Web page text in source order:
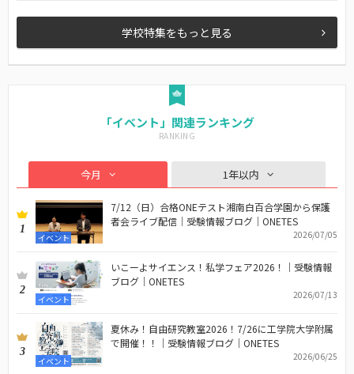
学校特集をもっと見る
「イベント」関連ランキング
今月 1年以内
1
イベント
7/12（日）合格ONEテスト湘南白百合学園から保護
者会ライブ配信｜受験情報ブログ｜ONETES
2026/07/05
2
イベント
いこーよサイエンス！私学フェア2026！｜受験情報
ブログ｜ONETES
2026/07/13
3
イベント
夏休み！自由研究教室2026！7/26に工学院大学附属
で開催！！｜受験情報ブログ｜ONETES
2026/06/25